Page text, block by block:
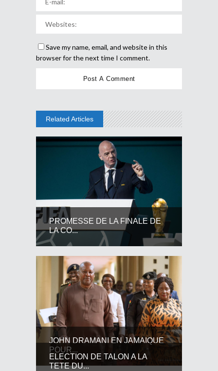
Save my name, email, and website in this
browser for the next time I comment.
Related Articles
PROMESSE DE LA FINALE DE
LA CO...
JOHN DRAMANI EN JAMAIQUE
POUR...
ELECTION DE TALON A LA
TETE DU...